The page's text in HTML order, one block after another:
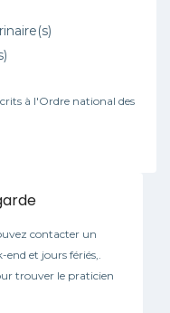
à l'Ordre national des
contacter un
end et jours fériés,.
trouver le praticien